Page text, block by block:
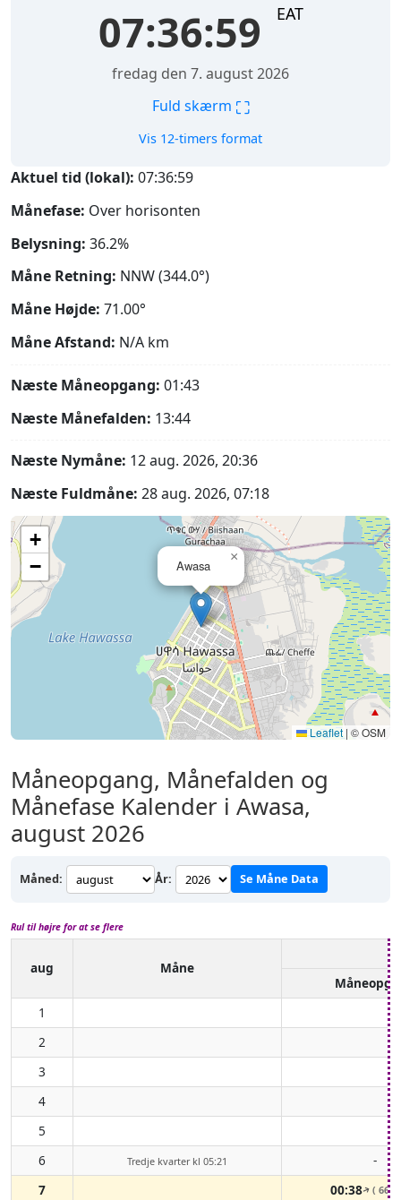
07:37:00 EAT
fredag den 7. august 2026
Fuld skærm ⛶
Vis 12-timers format
Aktuel tid (lokal): 07:37:00
Månefase: Over horisonten
Belysning: 36.2%
Måne Retning: NNW (344.0°)
Måne Højde: 71.00°
Måne Afstand: N/A km
Næste Måneopgang: 01:43
Næste Månefalden: 13:44
Næste Nymåne: 12 aug. 2026, 20:36
Næste Fuldmåne: 28 aug. 2026, 07:18
Awasa
×
+
−
Leaflet | © OSM
Måneopgang, Månefalden og
Månefase Kalender i Awasa,
august 2026
Måned: År: Se Måne Data
Rul til højre for at se flere
aug
Måne
1
2
3
4
5
6
Tredje kvarter kl 05:21
-
7
00:38↑( 66°